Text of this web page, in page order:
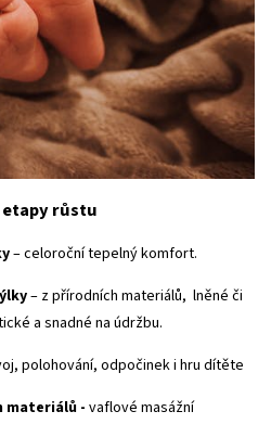
etapy růstu
– celoroční tepelný komfort.
– z přírodních materiálů, lněné či
a snadné na údržbu.
polohování, odpočinek i hru dítěte
materiálů - vaflové masážní